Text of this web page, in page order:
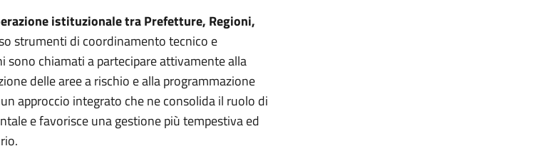
istituzionale tra Prefetture, Regioni,
strumenti di coordinamento tecnico e
sono chiamati a partecipare attivamente alla
delle aree a rischio e alla programmazione
approccio integrato che ne consolida il ruolo di
e favorisce una gestione più tempestiva ed